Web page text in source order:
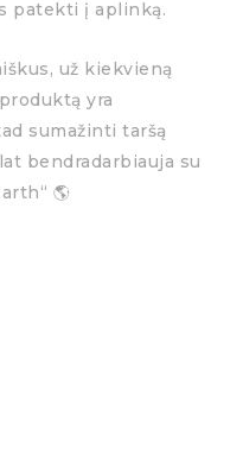
patekti į aplinką.
už kiekvieną
yra
sumažinti taršą
bendradarbiauja su
🌎